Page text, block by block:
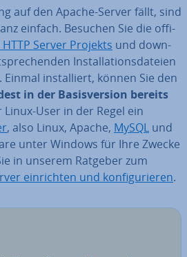
auf den Apache-Server fällt, sind
einfach. Besuchen Sie die of­fi­
Server Projekts und down­
In­stal­la­ti­ons­da­tei­en
in­stal­liert, können Sie den
in der Ba­sis­ver­si­on bereits
User in der Regel ein
, also Linux, Apache, MySQL und
unter Windows für Ihre Zwecke
in unserem Ratgeber zum
ein­rich­ten und kon­fi­gu­rie­ren.